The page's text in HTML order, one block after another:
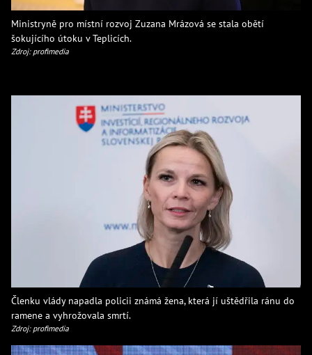
Ministryně pro místní rozvoj Zuzana Mrázová se stala obětí
šokujícího útoku v Teplicích.
Zdroj: profimedia
Členku vlády napadla policii známá žena, která jí uštědřila ránu do
ramene a vyhrožovala smrtí.
Zdroj: profimedia